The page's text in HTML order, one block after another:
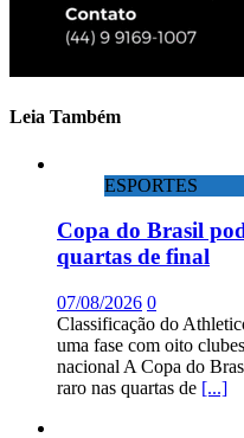
Leia Também
ESPORTES
Copa do Brasil
quartas de final
07/08/2026 0
Classificação do
uma fase com oito
nacional A Copa do
raro nas quartas de [...]